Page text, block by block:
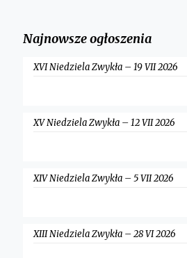
Najnowsze ogłoszenia
XVI Niedziela Zwykła – 19 VII 2026
XV Niedziela Zwykła – 12 VII 2026
XIV Niedziela Zwykła – 5 VII 2026
XIII Niedziela Zwykła – 28 VI 2026